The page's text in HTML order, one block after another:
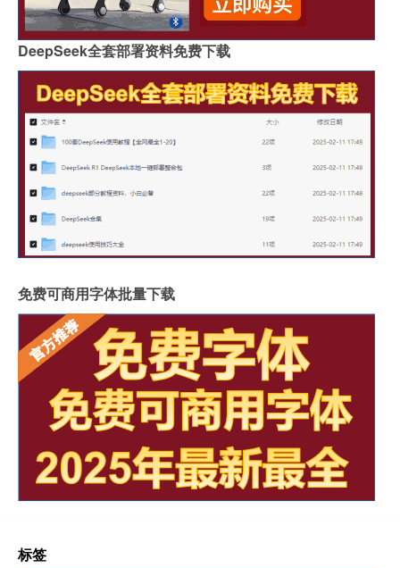
DeepSeek全套部署资料免费下载
免费可商用字体批量下载
标签